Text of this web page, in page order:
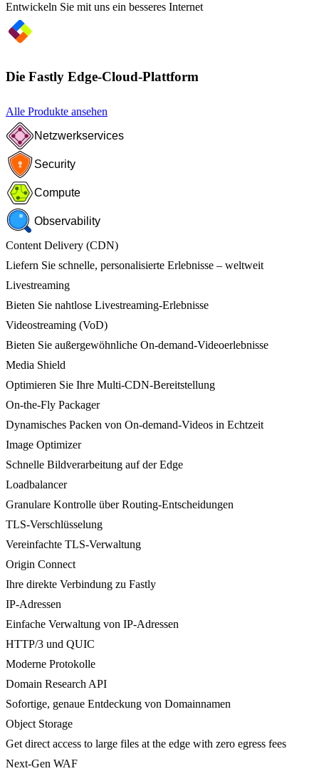
Entwickeln Sie mit uns ein besseres Internet
Die Fastly Edge-Cloud-Plattform
Alle Produkte ansehen
Netzwerkservices
Security
Compute
Observability
Content Delivery (CDN)
Liefern Sie schnelle, personalisierte Erlebnisse – weltweit
Livestreaming
Bieten Sie nahtlose Livestreaming-Erlebnisse
Videostreaming (VoD)
Bieten Sie außergewöhnliche On-demand-Videoerlebnisse
Media Shield
Optimieren Sie Ihre Multi-CDN-Bereitstellung
On-the-Fly Packager
Dynamisches Packen von On-demand-Videos in Echtzeit
Image Optimizer
Schnelle Bildverarbeitung auf der Edge
Loadbalancer
Granulare Kontrolle über Routing-Entscheidungen
TLS-Verschlüsselung
Vereinfachte TLS-Verwaltung
Origin Connect
Ihre direkte Verbindung zu Fastly
IP-Adressen
Einfache Verwaltung von IP-Adressen
HTTP/3 und QUIC
Moderne Protokolle
Domain Research API
Sofortige, genaue Entdeckung von Domainnamen
Object Storage
Get direct access to large files at the edge with zero egress fees
Next-Gen WAF